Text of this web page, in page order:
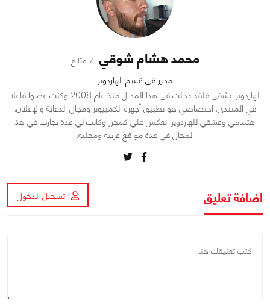
محمد هشام شوقي 7 متابع
محرر في قسم الهاردوير
الهاردوير عشقي فلقد دخلت في هذا المجال منذ عام 2008 وكنت عضوا فاعلا
في المنتدى. اختصاصي هو تطبيق أجهزة الكمبيوتر ومجال الدعاية والإعلان.
اهتمامي وعشقي للهاردوير انعكس علي كمحرر وكانت لي عدة تجارب في هذا
المجال في عدة مواقع عربية ومحلية.
اضافة تعليق تسجيل الدخول